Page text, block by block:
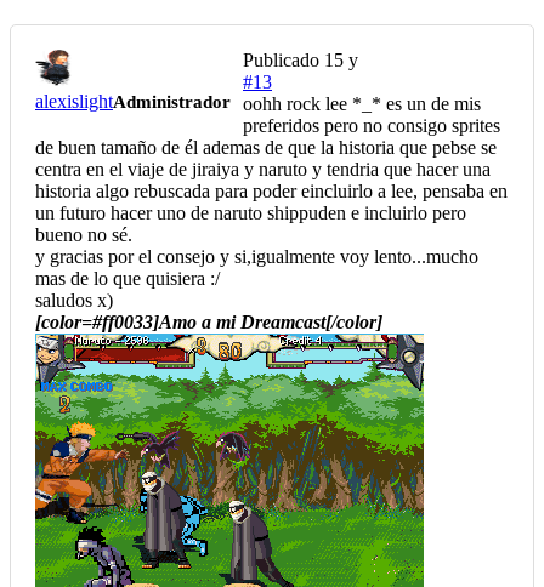
alexislightAdministrador
Publicado 15 y
#13
oohh rock lee *_* es un de mis
preferidos pero no consigo sprites
de buen tamaño de él ademas de que la historia que pebse se
centra en el viaje de jiraiya y naruto y tendria que hacer una
historia algo rebuscada para poder eincluirlo a lee, pensaba en
un futuro hacer uno de naruto shippuden e incluirlo pero
bueno no sé.
y gracias por el consejo y si,igualmente voy lento...mucho
mas de lo que quisiera :/
saludos x)
[color=#ff0033]Amo a mi Dreamcast[/color]